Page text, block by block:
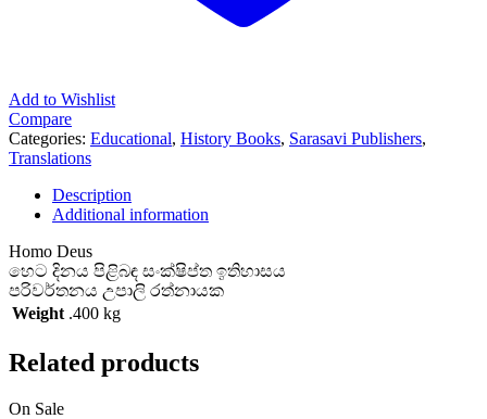
Add to Wishlist
Compare
Categories: Educational, History Books, Sarasavi Publishers,
Translations
Description
Additional information
Homo Deus
හෙට දිනය පිළිබඳ සංක්ෂිප්ත ඉතිහාසය
පරිවර්තනය උපාලි රත්නායක
Weight .400 kg
Related products
On Sale